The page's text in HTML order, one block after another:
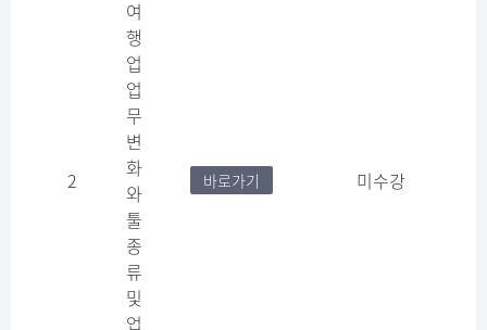
2
여
행
업
업
무
변
화
와
툴
종
류
및
업
바로가기 미수강